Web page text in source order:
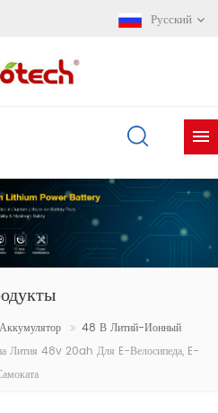
Русский
48 В Литий-Ионный
Лития 48v 20ah Для E-Велосипеда, E-